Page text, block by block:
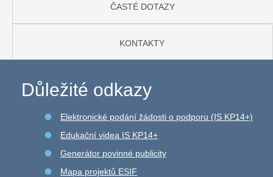
ČASTÉ DOTAZY
KONTAKTY
Důležité odkazy
Elektronické podání žádosti o podporu (IS KP14+)
Edukační videa IS KP14+
Generátor povinné publicity
Mapa projektů ESIF